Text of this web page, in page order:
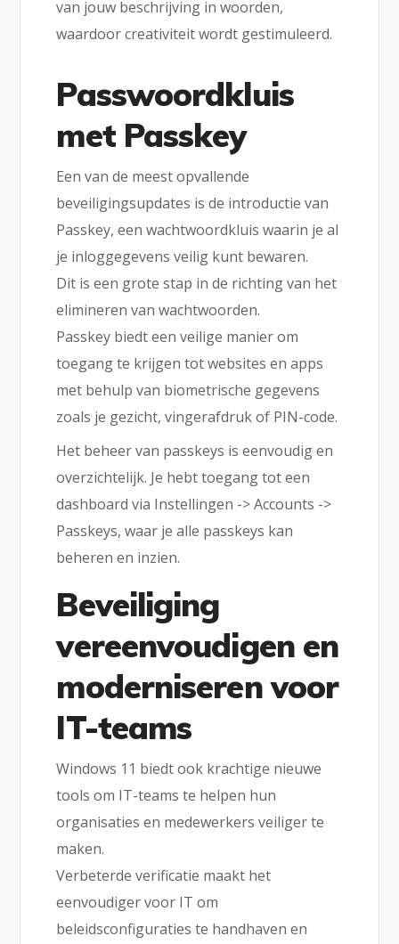
van jouw beschrijving in woorden,
waardoor creativiteit wordt gestimuleerd.
Passwoordkluis
met Passkey
Een van de meest opvallende
beveiligingsupdates is de introductie van
Passkey, een wachtwoordkluis waarin je al
je inloggegevens veilig kunt bewaren.
Dit is een grote stap in de richting van het
elimineren van wachtwoorden.
Passkey biedt een veilige manier om
toegang te krijgen tot websites en apps
met behulp van biometrische gegevens
zoals je gezicht, vingerafdruk of PIN-code.
Het beheer van passkeys is eenvoudig en
overzichtelijk. Je hebt toegang tot een
dashboard via Instellingen -> Accounts ->
Passkeys, waar je alle passkeys kan
beheren en inzien.
Beveiliging
vereenvoudigen en
moderniseren voor
IT-teams
Windows 11 biedt ook krachtige nieuwe
tools om IT-teams te helpen hun
organisaties en medewerkers veiliger te
maken.
Verbeterde verificatie maakt het
eenvoudiger voor IT om
beleidsconfiguraties te handhaven en